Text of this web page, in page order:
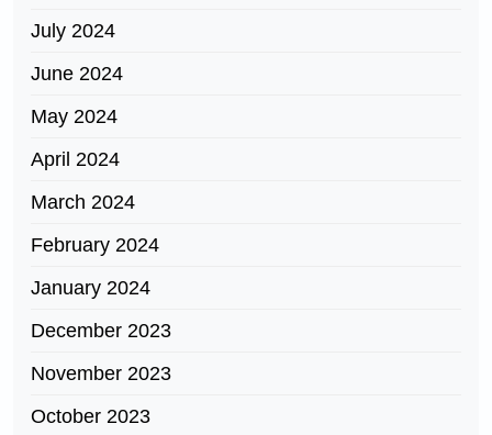
July 2024
June 2024
May 2024
April 2024
March 2024
February 2024
January 2024
December 2023
November 2023
October 2023